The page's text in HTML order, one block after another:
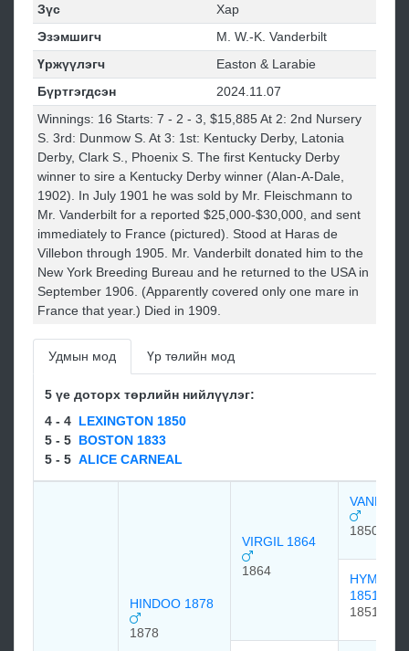
Зүс
Хар
Эзэмшигч
M. W.-K. Vanderbilt
Үржүүлэгч
Easton & Larabie
Бүртгэгдсэн
2024.11.07
Winnings: 16 Starts: 7 - 2 - 3, $15,885 At 2: 2nd Nursery
S. 3rd: Dunmow S. At 3: 1st: Kentucky Derby, Latonia
Derby, Clark S., Phoenix S. The first Kentucky Derby
winner to sire a Kentucky Derby winner (Alan-A-Dale,
1902). In July 1901 he was sold by Mr. Fleischmann to
Mr. Vanderbilt for a reported $25,000-$30,000, and sent
immediately to France (pictured). Stood at Haras de
Villebon through 1905. Mr. Vanderbilt donated him to the
New York Breeding Bureau and he returned to the USA in
September 1906. (Apparently covered only one mare in
France that year.) Died in 1909.
Удмын мод Үр төлийн мод
5 үе доторх төрлийн нийлүүлэг:
4 - 4 LEXINGTON 1850
5 - 5 BOSTON 1833
5 - 5 ALICE CARNEAL
HINDOO 1878
1878
VIRGIL 1864
1864
1850
HYMENIA
1851
1851